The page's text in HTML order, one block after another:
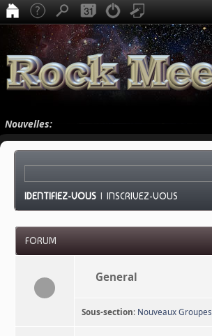
Nouvelles:
IDENTIFIEZ-VOUS |INSCRIVEZ-VOUS
FORUM
General
Sous-section: Nouveaux Groupes